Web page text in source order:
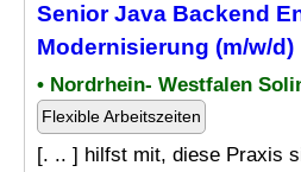
Senior Java Backend
Modernisierung (m/w/d)
• Nordrhein- Westfalen
Flexible Arbeitszeiten
[. .. ] hilfst mit, diese Praxis